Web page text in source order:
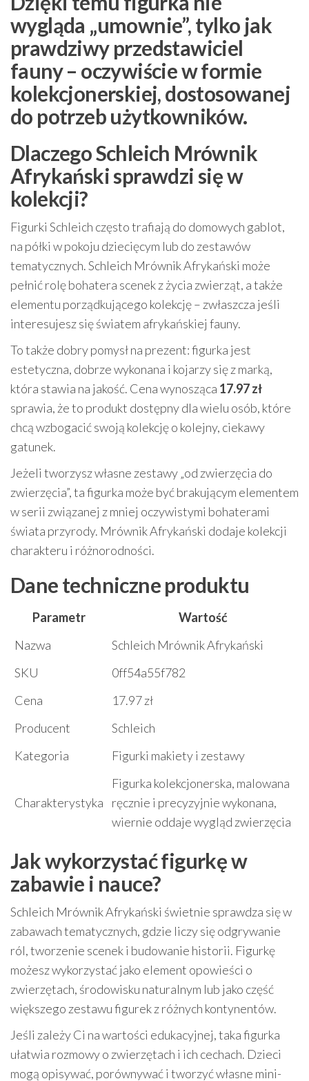
wygląda „umownie”, tylko jak
prawdziwy przedstawiciel
fauny – oczywiście w formie
kolekcjonerskiej, dostosowanej
do potrzeb użytkowników.
Dlaczego Schleich Mrównik
Afrykański sprawdzi się w
kolekcji?
Figurki Schleich często trafiają do domowych gablot,
na półki w pokoju dziecięcym lub do zestawów
tematycznych. Schleich Mrównik Afrykański może
pełnić rolę bohatera scenek z życia zwierząt, a także
elementu porządkującego kolekcję – zwłaszcza jeśli
interesujesz się światem afrykańskiej fauny.
To także dobry pomysł na prezent: figurka jest
estetyczna, dobrze wykonana i kojarzy się z marką,
która stawia na jakość. Cena wynosząca 17.97 zł
sprawia, że to produkt dostępny dla wielu osób, które
chcą wzbogacić swoją kolekcję o kolejny, ciekawy
gatunek.
Jeżeli tworzysz własne zestawy „od zwierzęcia do
zwierzęcia”, ta figurka może być brakującym elementem
w serii związanej z mniej oczywistymi bohaterami
świata przyrody. Mrównik Afrykański dodaje kolekcji
charakteru i różnorodności.
Dane techniczne produktu
Parametr
Wartość
Nazwa
Schleich Mrównik Afrykański
SKU
0ff54a55f782
Cena
17.97 zł
Producent
Schleich
Kategoria
Figurki makiety i zestawy
Charakterystyka
Figurka kolekcjonerska, malowana
ręcznie i precyzyjnie wykonana,
wiernie oddaje wygląd zwierzęcia
Jak wykorzystać figurkę w
zabawie i nauce?
Schleich Mrównik Afrykański świetnie sprawdza się w
zabawach tematycznych, gdzie liczy się odgrywanie
ról, tworzenie scenek i budowanie historii. Figurkę
możesz wykorzystać jako element opowieści o
zwierzętach, środowisku naturalnym lub jako część
większego zestawu figurek z różnych kontynentów.
Jeśli zależy Ci na wartości edukacyjnej, taka figurka
ułatwia rozmowy o zwierzętach i ich cechach. Dzieci
mogą opisywać, porównywać i tworzyć własne mini-